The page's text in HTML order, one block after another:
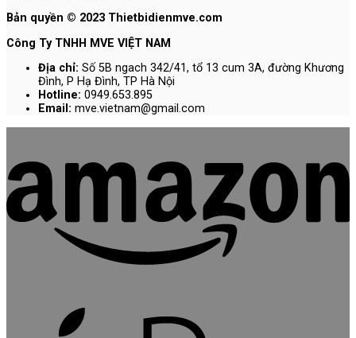
Bản quyền © 2023 Thietbidienmve.com
Công Ty TNHH MVE VIỆT NAM
Địa chỉ: Số 5B ngach 342/41, tổ 13 cum 3A, đường Khương
Đình, P Hạ Đình, TP Hà Nội
Hotline: 0949.653.895
Email: mve.vietnam@gmail.com